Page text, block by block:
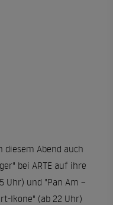
Abend auch
bei ARTE auf ihre
Uhr) und "Pan Am –
Ikone" (ab 22 Uhr)